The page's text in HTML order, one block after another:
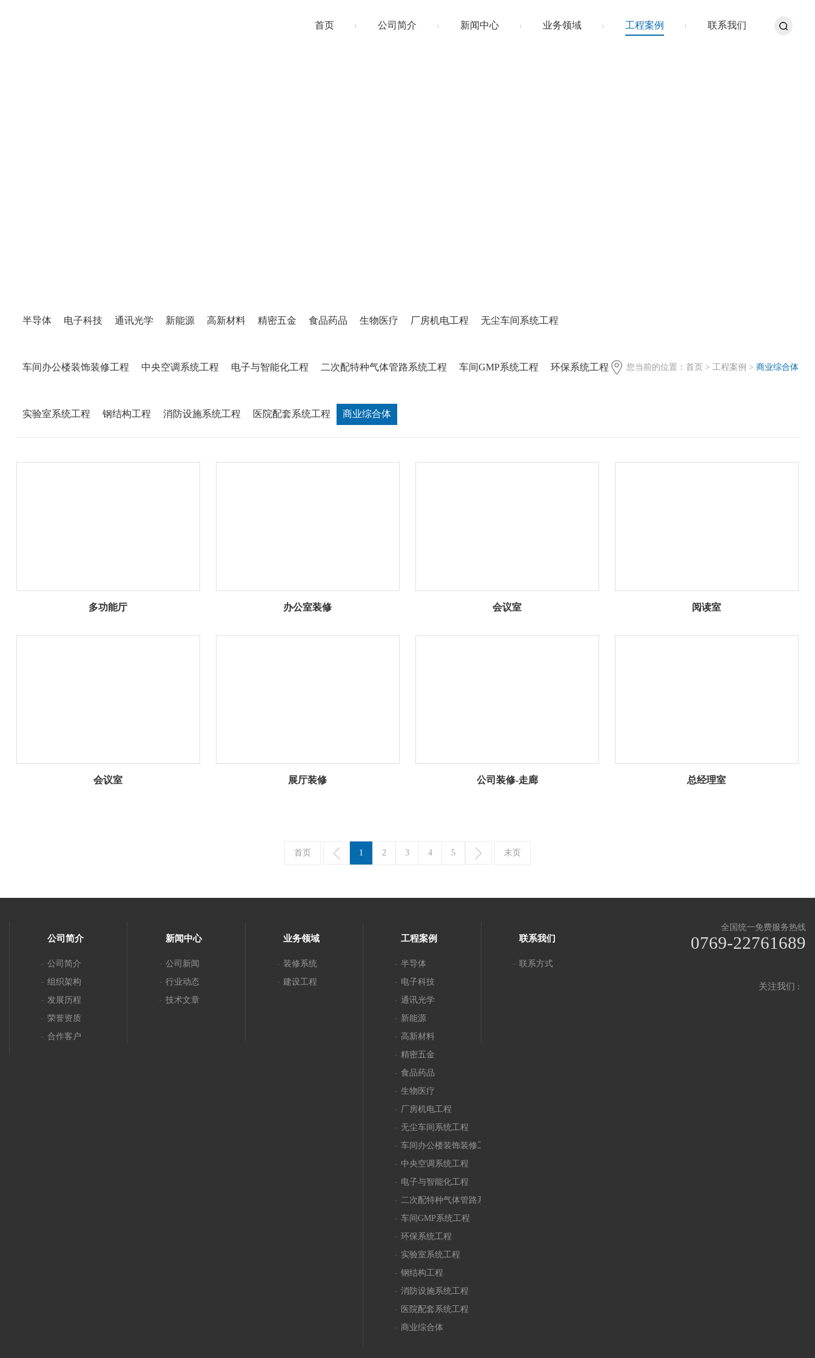
首页 公司简介 新闻中心 业务领域 工程案例 联系我们
您当前的位置：首页 > 工程案例 >商业综合体
半导体 电子科技 通讯光学 新能源 高新材料 精密五金 食品药品 生物医疗 厂房机电工程 无尘车间系统工程
车间办公楼装饰装修工程 中央空调系统工程 电子与智能化工程 二次配特种气体管路系统工程 车间GMP系统工程 环保系统工程
实验室系统工程 钢结构工程 消防设施系统工程 医院配套系统工程 商业综合体
多功能厅 办公室装修 会议室 阅读室
会议室 展厅装修 公司装修-走廊 总经理室
首页 1 2 3 4 5
下一页
末页
公司简介
公司简介
组织架构
发展历程
荣誉资质
合作客户
新闻中心
公司新闻
行业动态
技术文章
业务领域
装修系统
建设工程
工程案例
半导体
电子科技
通讯光学
新能源
高新材料
精密五金
食品药品
生物医疗
厂房机电工程
无尘车间系统工程
车间办公楼装饰装修工程
中央空调系统工程
电子与智能化工程
二次配特种气体管路系统工程
车间GMP系统工程
环保系统工程
实验室系统工程
钢结构工程
消防设施系统工程
医院配套系统工程
商业综合体
联系我们
联系方式
全国统一免费服务热线
0769-22761689
关注我们 :